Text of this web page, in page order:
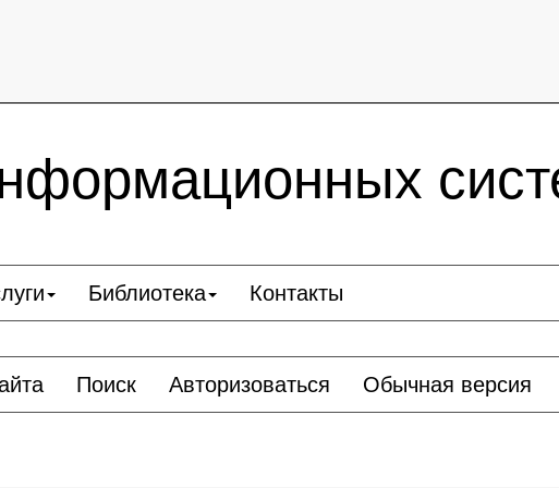
Библиотека Контакты
Поиск Авторизоваться Обычная версия